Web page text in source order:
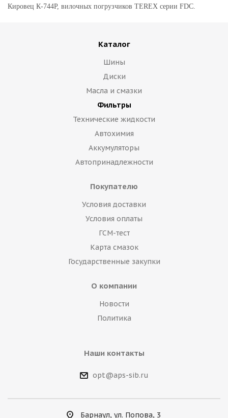
Кировец К-744Р, вилочных погрузчиков TEREX серии FDC.
Каталог
Шины
Диски
Масла и смазки
Фильтры
Технические жидкости
Автохимия
Аккумуляторы
Автопринадлежности
Покупателю
Условия доставки
Условия оплаты
ГСМ-тест
Карта смазок
Государственные закупки
О компании
Новости
Политика
Наши контакты
opt@aps-sib.ru
Барнаул, ул. Попова, 3